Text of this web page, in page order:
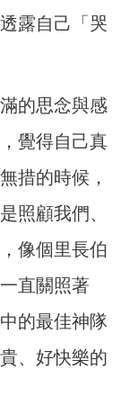
露自己「哭
的思念與感
覺得自己真
措的時候，
照顧我們、
像個里長伯
直關照著
的最佳神隊
、好快樂的